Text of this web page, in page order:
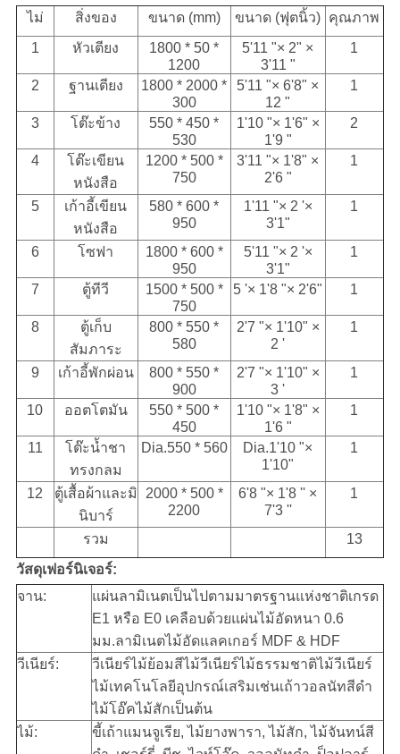
ไม่
สิ่งของ ขนาด (mm) ขนาด (ฟุตนิ้ว) คุณภาพ
1
หัวเตียง
1800 * 50 *
1200
5'11 "× 2" ×
3'11 "
1
2 ฐานเตียง
1800 * 2000 *
300
5'11 "× 6'8" ×
12 "
1
3 โต๊ะข้าง
550 * 450 *
530
1'10 "× 1'6" ×
1'9 "
2
4
โต๊ะเขียน
หนังสือ
1200 * 500 *
750
3'11 "× 1'8" ×
2'6 "
1
5
เก้าอี้เขียน
หนังสือ
580 * 600 *
950
1'11 "× 2 '×
3'1"
1
6 โซฟา
1800 * 600 *
950
5'11 "× 2 '×
3'1"
1
7 ตู้ทีวี
1500 * 500 *
750
5 '× 1'8 "× 2'6" 1
8
ตู้เก็บ
สัมภาระ
800 * 550 *
580
2'7 "× 1'10" ×
2 '
1
9 เก้าอี้พักผ่อน
800 * 550 *
900
2'7 "× 1'10" ×
3 '
1
10 ออตโตมัน
550 * 500 *
450
1'10 "× 1'8" ×
1'6 "
1
11
โต๊ะน้ำชา
ทรงกลม
Dia.550 * 560
Dia.1'10 "×
1'10"
1
12
ตู้เสื้อผ้าและมิ
นิบาร์
2000 * 500 *
2200
6'8 "× 1'8 '' ×
7'3 ''
1
รวม
13
วัสดุเฟอร์นิเจอร์:
จาน:
แผ่นลามิเนตเป็นไปตามมาตรฐานแห่งชาติเกรด
E1 หรือ E0 เคลือบด้วยแผ่นไม้อัดหนา 0.6
มม.ลามิเนตไม้อัดแลคเกอร์ MDF & HDF
วีเนียร์:
วีเนียร์ไม้ย้อมสีไม้วีเนียร์ไม้ธรรมชาติไม้วีเนียร์
ไม้เทคโนโลยีอุปกรณ์เสริมเช่นเถ้าวอลนัทสีดำ
ไม้โอ๊คไม้สักเป็นต้น
ไม้:
ขี้เถ้าแมนจูเรีย, ไม้ยางพารา, ไม้สัก, ไม้จันทน์สี